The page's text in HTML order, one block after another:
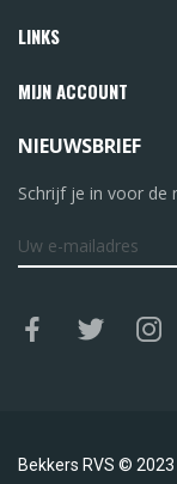
LINKS
MIJN ACCOUNT
NIEUWSBRIEF
Schrijf je in voor de
Bekkers RVS © 2023